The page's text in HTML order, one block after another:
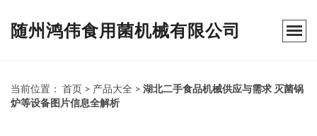
随州鸿伟食用菌机械有限公司
当前位置： 首页 > 产品大全 > 湖北二手食品机械供应与需求 灭菌锅
炉等设备图片信息全解析